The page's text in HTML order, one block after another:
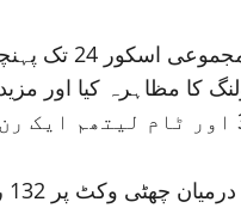
مظاہرہ کیا اور مزید